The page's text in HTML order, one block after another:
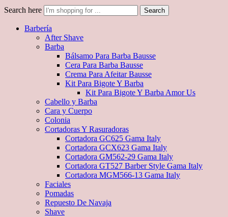
Search here Search
Barbería
After Shave
Barba
Bálsamo Para Barba Bausse
Cera Para Barba Bausse
Crema Para Afeitar Bausse
Kit Para Bigote Y Barba
Kit Para Bigote Y Barba Amor Us
Cabello y Barba
Cara y Cuerpo
Colonia
Cortadoras Y Rasuradoras
Cortadora GC625 Gama Italy
Cortadora GCX623 Gama Italy
Cortadora GM562-29 Gama Italy
Cortadora GT527 Barber Style Gama Italy
Cortadora MGM566-13 Gama Italy
Faciales
Pomadas
Repuesto De Navaja
Shave